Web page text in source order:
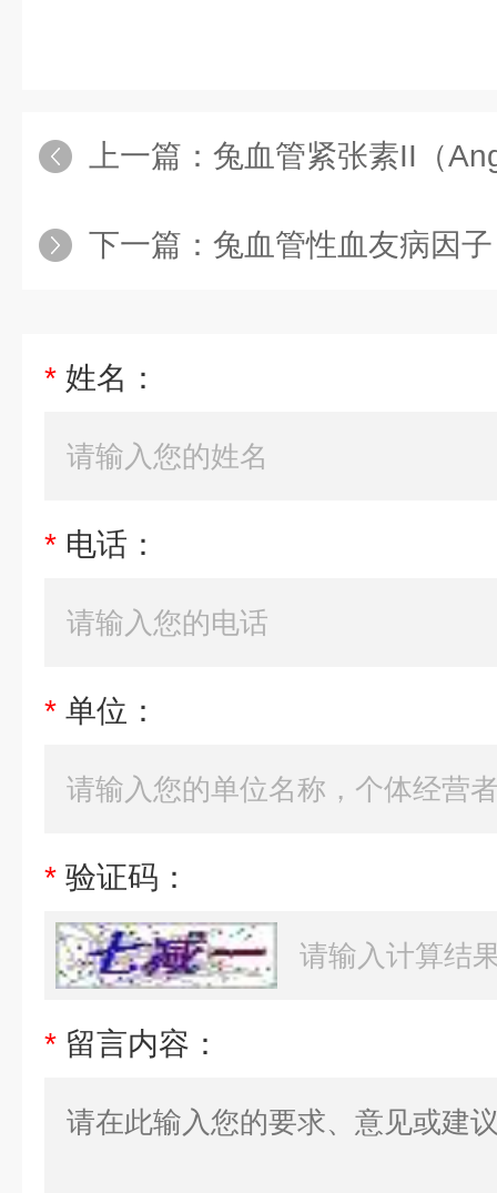
上一篇： 兔血管紧张素ІІ（
下一篇： 兔血管性血友病因子（
* 姓名：
* 电话：
* 单位：
* 验证码：
* 留言内容：